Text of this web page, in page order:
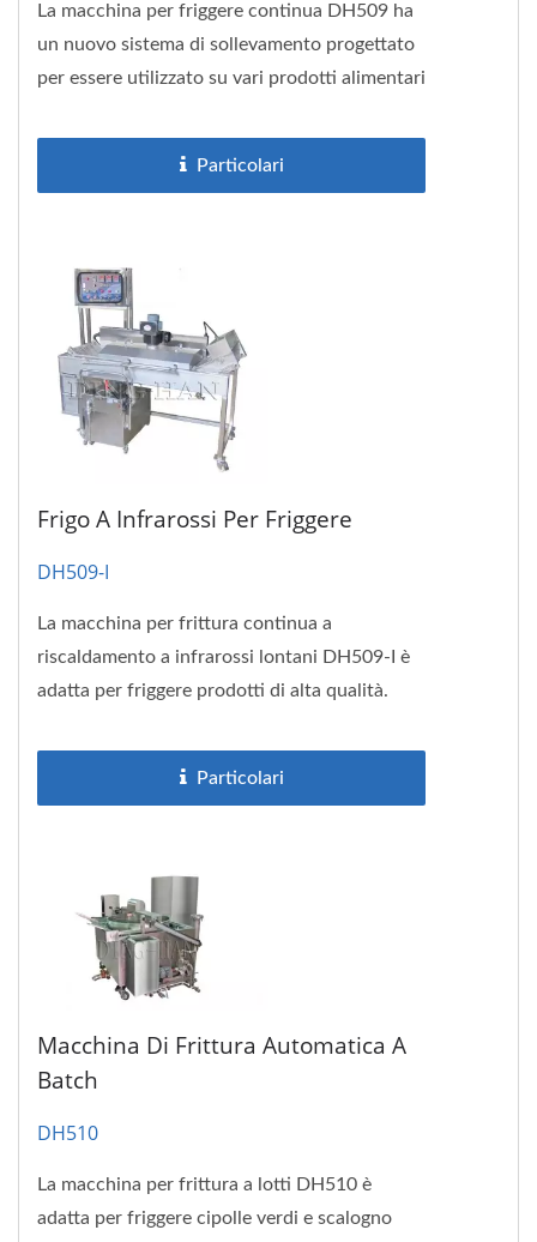
La macchina per friggere continua DH509 ha
un nuovo sistema di sollevamento progettato
per essere utilizzato su vari prodotti alimentari
Particolari
Frigo A Infrarossi Per Friggere
DH509-I
La macchina per frittura continua a
riscaldamento a infrarossi lontani DH509-I è
adatta per friggere prodotti di alta qualità.
Particolari
Macchina Di Frittura Automatica A
Batch
DH510
La macchina per frittura a lotti DH510 è
adatta per friggere cipolle verdi e scalogno